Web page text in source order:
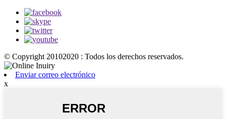
© Copyright 20102020 : Todos los derechos reservados.
Enviar correo electrónico
x